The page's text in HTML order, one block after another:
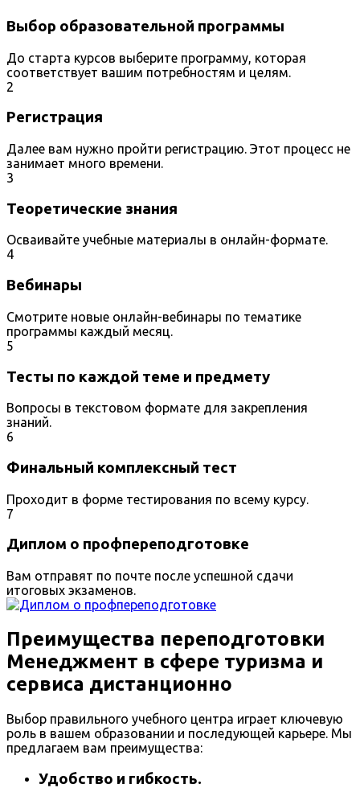
Выбор образовательной программы
До старта курсов выберите программу, которая
соответствует вашим потребностям и целям.
2
Регистрация
Далее вам нужно пройти регистрацию. Этот процесс не
занимает много времени.
3
Теоретические знания
Осваивайте учебные материалы в онлайн-формате.
4
Вебинары
Смотрите новые онлайн-вебинары по тематике
программы каждый месяц.
5
Тесты по каждой теме и предмету
Вопросы в текстовом формате для закрепления
знаний.
6
Финальный комплексный тест
Проходит в форме тестирования по всему курсу.
7
Диплом о профпереподготовке
Вам отправят по почте после успешной сдачи
итоговых экзаменов.
Преимущества переподготовки
Менеджмент в сфере туризма и
сервиса дистанционно
Выбор правильного учебного центра играет ключевую
роль в вашем образовании и последующей карьере. Мы
предлагаем вам преимущества:
Удобство и гибкость.